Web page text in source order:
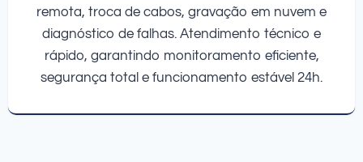
remota, troca de cabos, gravação em nuvem e
diagnóstico de falhas. Atendimento técnico e
rápido, garantindo monitoramento eficiente,
segurança total e funcionamento estável 24h.